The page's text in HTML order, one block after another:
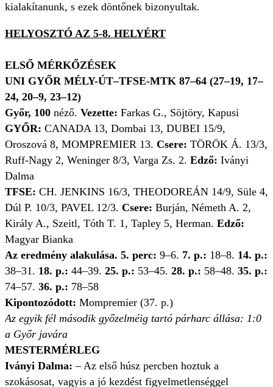
kialakítanunk, s ezek döntőnek bizonyultak.
HELYOSZTÓ AZ 5-8. HELYÉRT
ELSŐ MÉRKŐZÉSEK
UNI GYŐR MÉLY-ÚT–TFSE-MTK 87–64 (27–19, 17–
24, 20–9, 23–12)
Győr, 100 néző. Vezette: Farkas G., Söjtöry, Kapusi
GYŐR: CANADA 13, Dombai 13, DUBEI 15/9,
Oroszová 8, MOMPREMIER 13. Csere: TÖRÖK Á. 13/3,
Ruff-Nagy 2, Weninger 8/3, Varga Zs. 2. Edző: Iványi
Dalma
TFSE: CH. JENKINS 16/3, THEODOREÁN 14/9, Süle 4,
Dúl P. 10/3, PAVEL 12/3. Csere: Burján, Németh A. 2,
Király A., Szeitl, Tóth T. 1, Tapley 5, Herman. Edző:
Magyar Bianka
Az eredmény alakulása. 5. perc: 9–6. 7. p.: 18–8. 14. p.:
38–31. 18. p.: 44–39. 25. p.: 53–45. 28. p.: 58–48. 35. p.:
74–57. 36. p.: 78–58
Kipontozódott: Mompremier (37. p.)
Az egyik fél második győzelméig tartó párharc állása: 1:0
a Győr javára
MESTERMÉRLEG
Iványi Dalma: – Az első húsz percben hoztuk a
szokásosat, vagyis a jó kezdést figyelmetlenséggel